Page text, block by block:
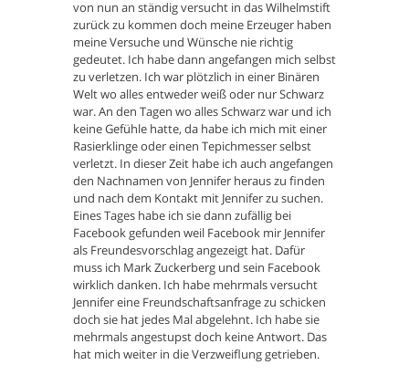
von nun an ständig versucht in das Wilhelmstift
zurück zu kommen doch meine Erzeuger haben
meine Versuche und Wünsche nie richtig
gedeutet. Ich habe dann angefangen mich selbst
zu verletzen. Ich war plötzlich in einer Binären
Welt wo alles entweder weiß oder nur Schwarz
war. An den Tagen wo alles Schwarz war und ich
keine Gefühle hatte, da habe ich mich mit einer
Rasierklinge oder einen Tepichmesser selbst
verletzt. In dieser Zeit habe ich auch angefangen
den Nachnamen von Jennifer heraus zu finden
und nach dem Kontakt mit Jennifer zu suchen.
Eines Tages habe ich sie dann zufällig bei
Facebook gefunden weil Facebook mir Jennifer
als Freundesvorschlag angezeigt hat. Dafür
muss ich Mark Zuckerberg und sein Facebook
wirklich danken. Ich habe mehrmals versucht
Jennifer eine Freundschaftsanfrage zu schicken
doch sie hat jedes Mal abgelehnt. Ich habe sie
mehrmals angestupst doch keine Antwort. Das
hat mich weiter in die Verzweiflung getrieben.